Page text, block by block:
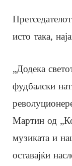
исто така,
„Додека
фудбалски
Мартин од
музиката и
оставајќи